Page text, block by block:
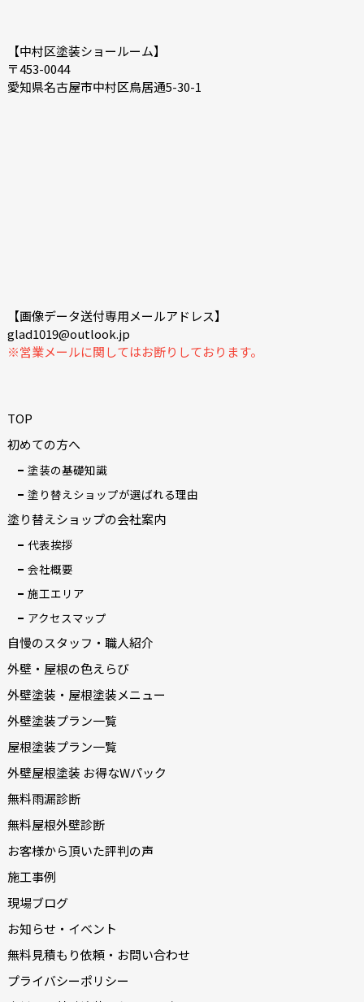
【中村区塗装ショールーム】
〒453-0044
愛知県名古屋市中村区鳥居通5-30-1
【画像データ送付専用メールアドレス】
glad1019@outlook.jp
※営業メールに関してはお断りしております。
TOP
初めての方へ
塗装の基礎知識
塗り替えショップが選ばれる理由
塗り替えショップの会社案内
代表挨拶
会社概要
施工エリア
アクセスマップ
自慢のスタッフ・職人紹介
外壁・屋根の色えらび
外壁塗装・屋根塗装メニュー
外壁塗装プラン一覧
屋根塗装プラン一覧
外壁屋根塗装 お得なWパック
無料雨漏診断
無料屋根外壁診断
お客様から頂いた評判の声
施工事例
現場ブログ
お知らせ・イベント
無料見積もり依頼・お問い合わせ
プライバシーポリシー